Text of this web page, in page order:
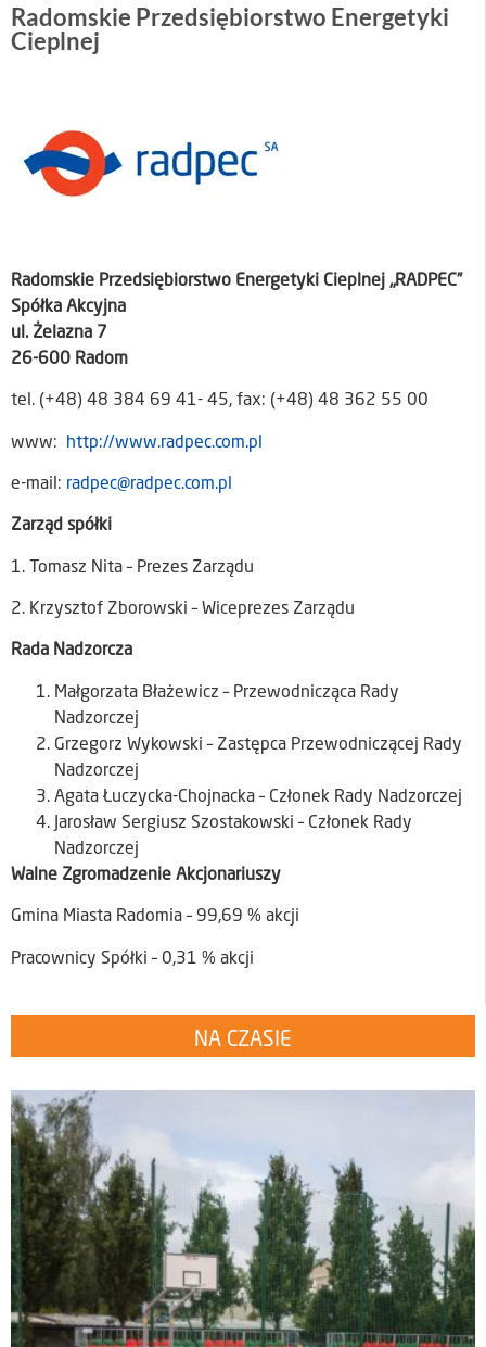
Radomskie Przedsiębiorstwo Energetyki
Cieplnej
Radomskie Przedsiębiorstwo Energetyki Cieplnej „RADPEC”
Spółka Akcyjna
ul. Żelazna 7
26-600 Radom
tel. (+48) 48 384 69 41- 45, fax: (+48) 48 362 55 00
www: http://www.radpec.com.pl
e-mail: radpec@radpec.com.pl
Zarząd spółki
1. Tomasz Nita – Prezes Zarządu
2. Krzysztof Zborowski – Wiceprezes Zarządu
Rada Nadzorcza
Małgorzata Błażewicz – Przewodnicząca Rady
Nadzorczej
Grzegorz Wykowski – Zastępca Przewodniczącej Rady
Nadzorczej
Agata Łuczycka-Chojnacka – Członek Rady Nadzorczej
Jarosław Sergiusz Szostakowski – Członek Rady
Nadzorczej
Walne Zgromadzenie Akcjonariuszy
Gmina Miasta Radomia – 99,69 % akcji
Pracownicy Spółki – 0,31 % akcji
NA CZASIE